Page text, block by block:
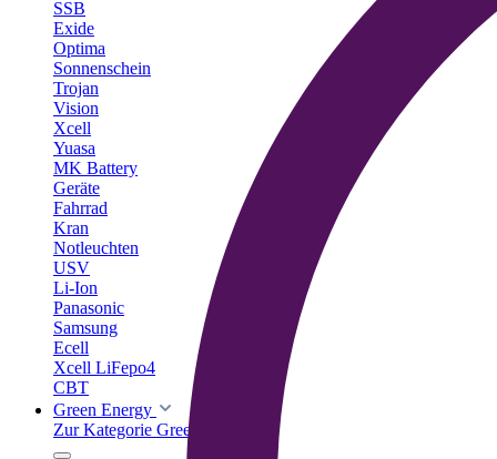
SSB
Exide
Optima
Sonnenschein
Trojan
Vision
Xcell
Yuasa
MK Battery
Geräte
Fahrrad
Kran
Notleuchten
USV
Li-Ion
Panasonic
Samsung
Ecell
Xcell LiFepo4
CBT
Green Energy
Zur Kategorie Green Energy